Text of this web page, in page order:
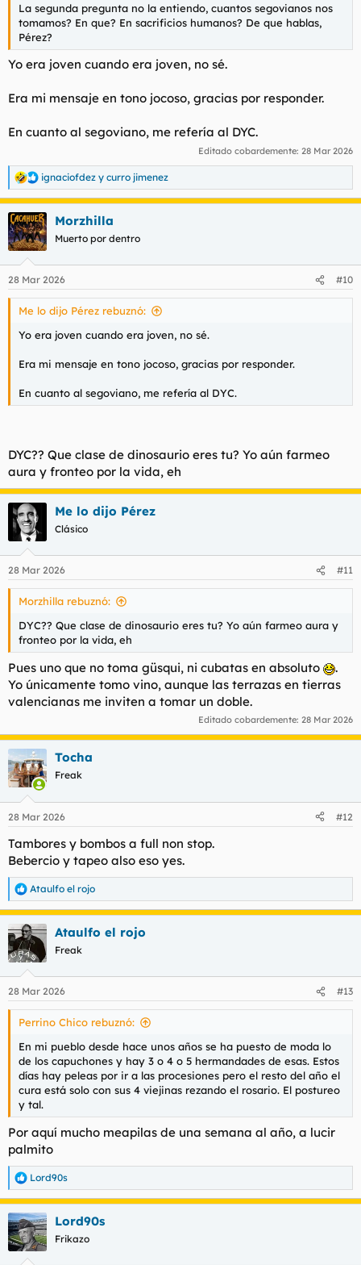
La segunda pregunta no la entiendo, cuantos segovianos nos
tomamos? En que? En sacrificios humanos? De que hablas,
Pérez?
Yo era joven cuando era joven, no sé.
Era mi mensaje en tono jocoso, gracias por responder.
En cuanto al segoviano, me refería al DYC.
Editado cobardemente: 28 Mar 2026
R
e
a
c
c
i
e
s
ignaciofdez y curro jimenez
Morzhilla
Muerto por dentro
28 Mar 2026 #10
Me lo dijo Pérez rebuznó:
Yo era joven cuando era joven, no sé.
Era mi mensaje en tono jocoso, gracias por responder.
En cuanto al segoviano, me refería al DYC.
DYC?? Que clase de dinosaurio eres tu? Yo aún farmeo
aura y fronteo por la vida, eh
Me lo dijo Pérez
Clásico
28 Mar 2026 #11
Morzhilla rebuznó:
DYC?? Que clase de dinosaurio eres tu? Yo aún farmeo aura y
fronteo por la vida, eh
Pues uno que no toma güsqui, ni cubatas en absoluto
.
Yo únicamente tomo vino, aunque las terrazas en tierras
valencianas me inviten a tomar un doble.
Editado cobardemente: 28 Mar 2026
Tocha
Freak
28 Mar 2026 #12
Tambores y bombos a full non stop.
Bebercio y tapeo also eso yes.
R
e
a
c
c
i
e
s
Ataulfo el rojo
Ataulfo el rojo
Freak
28 Mar 2026 #13
Perrino Chico rebuznó:
En mi pueblo desde hace unos años se ha puesto de moda lo
de los capuchones y hay 3 o 4 o 5 hermandades de esas. Estos
días hay peleas por ir a las procesiones pero el resto del año el
cura está solo con sus 4 viejinas rezando el rosario. El postureo
y tal.
Por aquí mucho meapilas de una semana al año, a lucir
palmito
R
e
a
c
c
i
Lord90s
Lord90s
Frikazo